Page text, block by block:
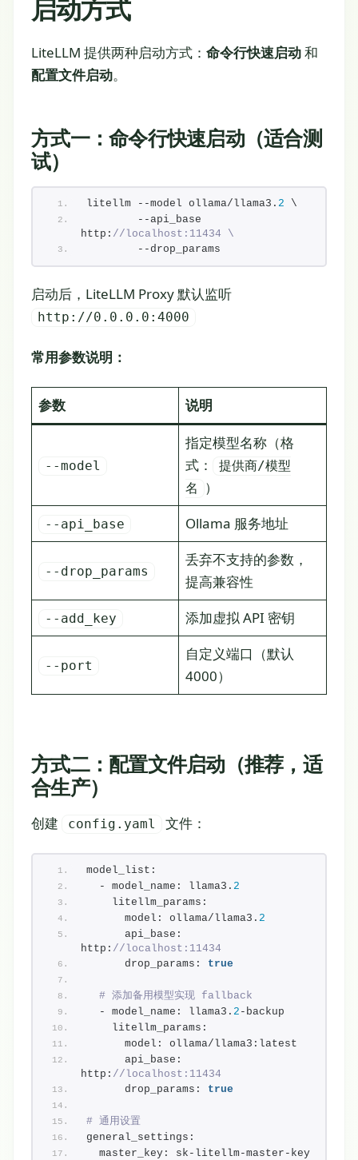
启动方式
LiteLLM 提供两种启动方式： 命令行快速启动和
配置文件启动。
方式一：命令行快速启动（适合测
试）
litellm --model ollama/llama3. 2 \
        --api_base
http: //localhost:11434 \
        --drop_params
启动后，LiteLLM Proxy 默认监听
http://0.0.0.0:4000
常用参数说明：
参数 说明
--model
指定模型名称（格
式：
提供商/模型
名
）
--api_base Ollama 服务地址
--drop_params
丢弃不支持的参数，
提高兼容性
--add_key 添加虚拟 API 密钥
--port
自定义端口（默认
4000）
方式二：配置文件启动（推荐，适
合生产）
创建 config.yaml 文件：
model_list:
  - model_name: llama3.
2
    litellm_params:
      model: ollama/llama3.
2
      api_base:
http: //localhost:11434
      drop_params:
true
# 添加备用模型实现 fallback
  - model_name: llama3.
2 -backup
    litellm_params:
      model: ollama/llama3:latest
      api_base:
http: //localhost:11434
      drop_params:
true
# 通用设置
general_settings: